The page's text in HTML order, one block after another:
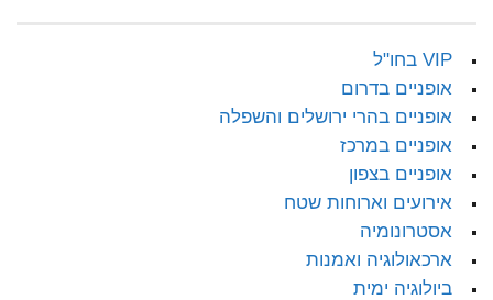
VIP בחו"ל
אופניים בדרום
אופניים בהרי ירושלים והשפלה
אופניים במרכז
אופניים בצפון
אירועים וארוחות שטח
אסטרונומיה
ארכאולוגיה ואמנות
ביולוגיה ימית